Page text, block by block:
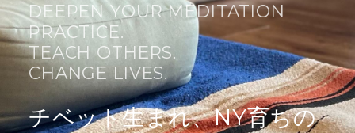
DEEPEN YOUR MEDITATION
PRACTICE.
TEACH OTHERS.
CHANGE LIVES.
チベット生まれ、NY育ちの